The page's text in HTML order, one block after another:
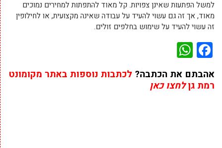
למשל הפתעות שאינן צפויות. קל מאוד להתפתות למחירים נמוכים
מאוד, אך זה גם עשוי להעיד על עבודה שאינה מקצועית, או לחילופין
זה עשוי להעיד על שימוש בחלפים זולים.
Facebook
אהבתם את הכתבה? לכתבות נוספות באתר מקומונט
רמת גןלחצו כאן